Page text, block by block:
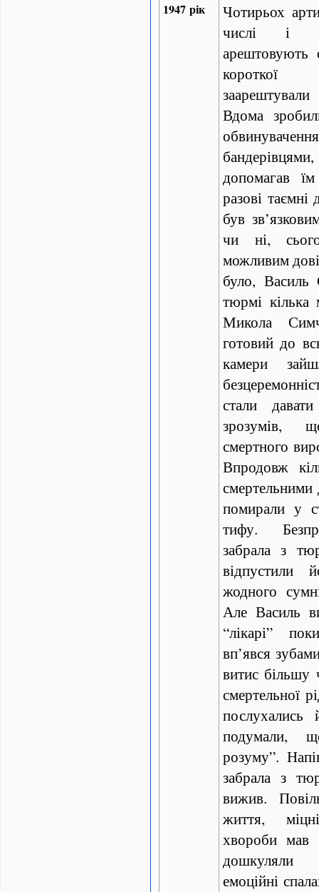
1947 рік
Чотирьох
числі і
Вдома
допомагав
разові таємні
був
чи ні,
можливим
було,
тюрмі кілька
Микола
готовий до
камери
стали
зрозумів,
смертного
Впродовж
смертельними
помирали у
тифу.
забрала з
жодного
Але Василь
“лікарі”
вп’явся
витис більшу
смертельної
послухались
подумали,
розуму”.
забрала з
вижив.
життя,
хвороби мав
емоційні